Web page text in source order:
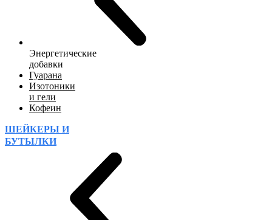
Энергетические
добавки
Гуарана
Изотоники
и гели
Кофеин
ШЕЙКЕРЫ И
БУТЫЛКИ